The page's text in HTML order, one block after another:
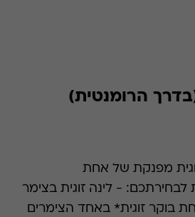
מפנקת של אחת
מהאפשרויות הבאות לבחירתכם: - לינה זוגית בצימר
בוקר זוגית* באחד הצימרים